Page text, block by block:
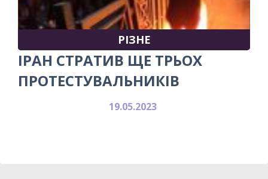
РІЗНЕ
ІРАН СТРАТИВ ЩЕ ТРЬОХ
ПРОТЕСТУВАЛЬНИКІВ
19.05.2023